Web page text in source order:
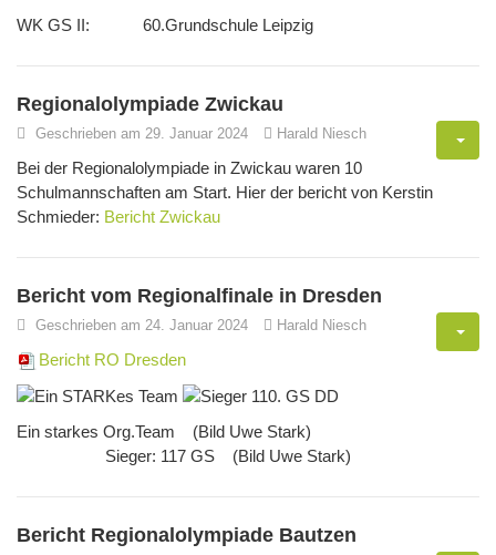
WK GS II: 60.Grundschule Leipzig
Regionalolympiade Zwickau
Geschrieben am 29. Januar 2024 Harald Niesch
Bei der Regionalolympiade in Zwickau waren 10
Schulmannschaften am Start. Hier der bericht von Kerstin
Schmieder: Bericht Zwickau
Bericht vom Regionalfinale in Dresden
Geschrieben am 24. Januar 2024 Harald Niesch
Bericht RO Dresden
Ein starkes Org.Team (Bild Uwe Stark)
Sieger: 117 GS (Bild Uwe Stark)
Bericht Regionalolympiade Bautzen